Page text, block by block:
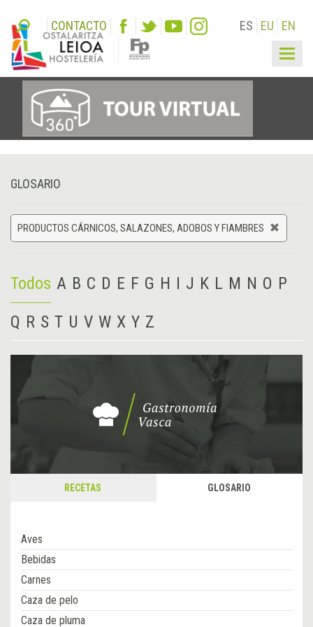
CONTACTO ES EU EN
GLOSARIO
PRODUCTOS CÁRNICOS, SALAZONES, ADOBOS Y FIAMBRES
Todos A B C D E F G H I J K L M N O P
Q R S T U V W X Y Z
RECETAS GLOSARIO
Aves
Bebidas
Carnes
Caza de pelo
Caza de pluma